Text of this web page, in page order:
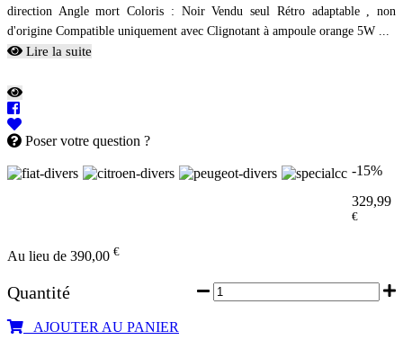
direction Angle mort Coloris : Noir Vendu seul Rétro adaptable , non
d'origine Compatible uniquement avec Clignotant à ampoule orange 5W ...
Lire la suite
Poser votre question ?
-15%
329,99
€
Au lieu de 390,00 €
Quantité
AJOUTER AU PANIER